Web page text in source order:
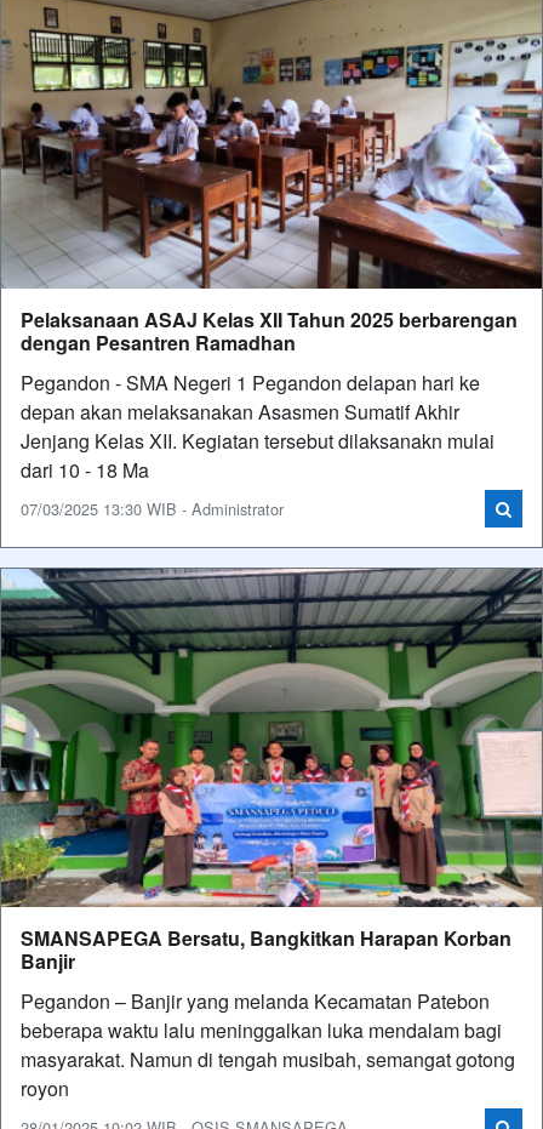
Pelaksanaan ASAJ Kelas XII Tahun 2025 berbarengan
dengan Pesantren Ramadhan
Pegandon - SMA Negeri 1 Pegandon delapan hari ke
depan akan melaksanakan Asasmen Sumatif Akhir
Jenjang Kelas XII. Kegiatan tersebut dilaksanakn mulai
dari 10 - 18 Ma
07/03/2025 13:30 WIB - Administrator
SMANSAPEGA Bersatu, Bangkitkan Harapan Korban
Banjir
Pegandon – Banjir yang melanda Kecamatan Patebon
beberapa waktu lalu meninggalkan luka mendalam bagi
masyarakat. Namun di tengah musibah, semangat gotong
royon